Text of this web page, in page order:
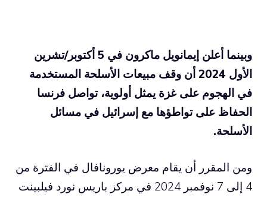
وبينما أعلن إيمانويل ماكرون في 5 أكتوبر/تشرين
الأول 2024 أن وقف مبيعات الأسلحة المستخدمة
في الهجوم على غزة يمثل أولوية، تواصل فرنسا
الحفاظ على تواطؤها مع إسرائيل في مسائل
الأسلحة.
ومن المقرر أن يقام معرض يورونافال في الفترة من
4 إلى 7 نوفمبر 2024 في مركز باريس نورد فيلبينت